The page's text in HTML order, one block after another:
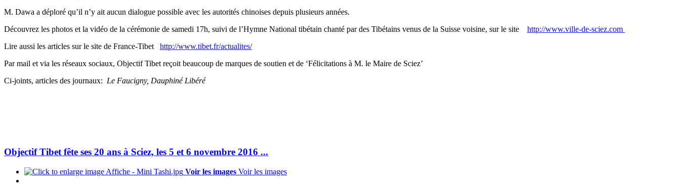
M. Dawa a déploré qu’il n’y ait aucun dialogue possible avec les autorités chinoises depuis plusieurs années.
Découvrez les photos et la vidéo de la cérémonie de samedi 17h, suivi de l’Hymne National tibétain chanté par des Tibétains venus de la Suisse voisine, sur le site
http://www.ville-de-sciez.com
Lire aussi les articles sur le site de France-Tibet http://www.tibet.fr/actualites/
Par mail et via les réseaux sociaux, Objectif Tibet reçoit beaucoup de marques de soutien et de ‘Félicitations à M. le Maire de Sciez’
Ci-joints, articles des journaux: Le Faucigny, Dauphiné Libéré
Objectif Tibet fête ses 20 ans à Sciez, les 5 et 6 novembre 2016 ...
Voir les images Voir les images